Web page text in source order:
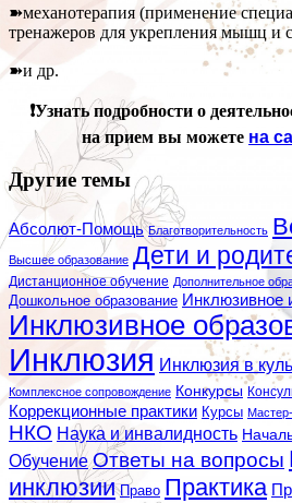
➽механотерапия (применение
тренажеров для укрепления мышц и
➽и др.
❗Узнать подробности о
на прием вы можете на
Другие темы
Абсолют-Помощь Благотворительность
Высшее образование Дети и
Дистанционное обучение Дополнительное
Дошкольное образование Инклюзивное
Инклюзивное
Инклюзия Инклюзия в
Комплексное сопровождение Конкурсы
Коррекционные практики Курсы
НКО Наука и инвалидность
Обучение Ответы на вопросы
инклюзии Право Практика